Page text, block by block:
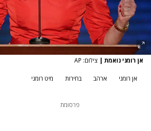
אן רומני נואמת | צילום: AP
אן רומני ארהב בחירות מיט רומני
פרסומת